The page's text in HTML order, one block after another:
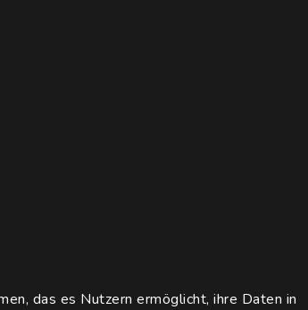
das es Nutzern ermöglicht, ihre Daten in